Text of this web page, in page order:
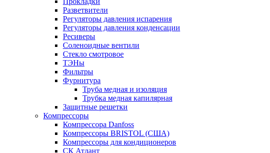
Разветвители
Регуляторы давления испарения
Регуляторы давления конденсации
Ресиверы
Соленоидные вентили
Стекло смотровое
ТЭНы
Фильтры
Фурнитура
Труба медная и изоляция
Трубка медная капилярная
Защитные решетки
Компрессоры
Компрессора Danfoss
Компрессоры BRISTOL (США)
Компрессоры для кондиционеров
СК Атлант